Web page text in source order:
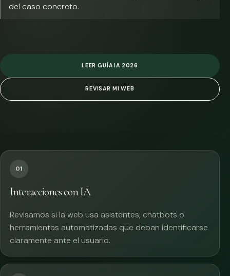
del caso concreto.
LEER GUÍA IA 2026
REVISAR MI WEB
01
Interacciones con IA
Revisamos si la web usa asistentes, chatbots o
herramientas automatizadas que deban identificarse
claramente ante el usuario.